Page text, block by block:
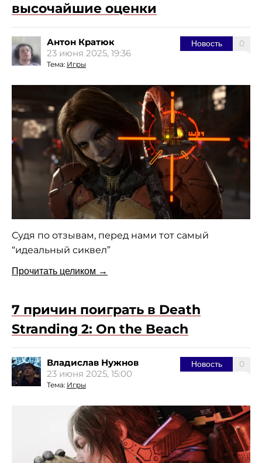
высочайшие оценки
0
Новость
Антон Кратюк
23 июня 2025, 19:36
Тема: Игры
Судя по отзывам, перед нами тот самый
“идеальный сиквел”
Прочитать целиком →
7 причин поиграть в Death
Stranding 2: On the Beach
0
Новость
Владислав Нужнов
23 июня 2025, 15:00
Тема: Игры